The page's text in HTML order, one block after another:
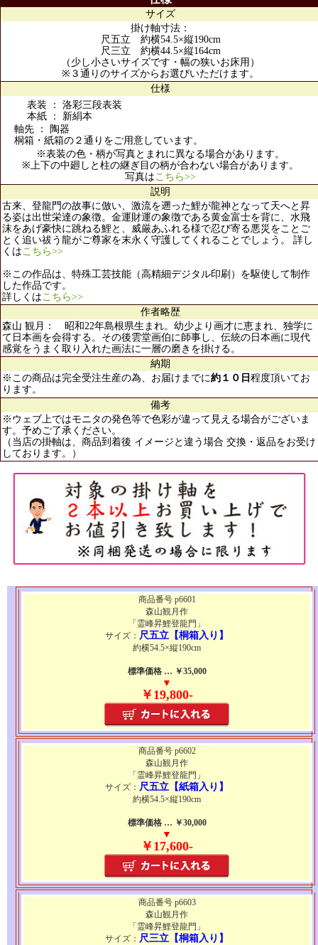
サイズ
掛け軸寸法：
尺五立 約横54.5×縦190cm
尺三立 約横44.5×縦164cm
（少し小さいサイズです・幅の狭いお床用）
※３通りのサイズからお選びいただけます。
仕様
表装 ： 洛彩三段表装
本紙 ： 新絹本
軸先 ： 陶器
桐箱・紙箱の２通りをご用意しています。
※表装の色・柄が写真とまれに異なる場合があります。
※上下の中廻しと柱の継ぎ目の柄が合わない場合があります。
写真はこちら>>
説明
古来、登龍門の故事に倣い、激流を遡った鯉が龍神となって天へと昇
る姿は出世栄達の象徴。金運財運の象徴である黄金富士を背に、水飛
沫をあげ豪快に跳ねる鯉と、威厳あふれる様で忍び寄る悪災をことご
とく追い祓う龍がご尊家を末永く守護してくれることでしょう。 詳し
くはこちら>>
※この作品は、特殊工芸技能（高精細デジタル印刷）を駆使して制作
した作品です。
詳しくはこちら>>
作者略歴
森山 観月： 昭和22年島根県生まれ。幼少より画才に恵まれ、独学に
て日本画を会得する。その後雲堂画伯に師事し、伝統の日本画に現代
感覚をうまく取り入れた画法に一層の磨きを掛ける。
納期
※この商品は完全受注生産の為、お届けまでに約１０日 程度頂いてお
ります。
備考
※ウェブ上ではモニタの発色等で色彩が違って見える場合がございま
す。予めご了承ください。
（当店の掛軸は、商品到着後 イメージと違う場合 交換・返品をお受け
しております。）
商品番号 p6601
森山観月作
「霊峰昇鯉登龍門」
サイズ： 尺五立【桐箱入り】
約横54.5×縦190cm
標準価格 … ￥35,000
▼
￥19,800-
商品番号 p6602
森山観月作
「霊峰昇鯉登龍門」
サイズ： 尺五立【紙箱入り】
約横54.5×縦190cm
標準価格 … ￥30,000
▼
￥17,600-
商品番号 p6603
森山観月作
「霊峰昇鯉登龍門」
サイズ： 尺三立【桐箱入り】